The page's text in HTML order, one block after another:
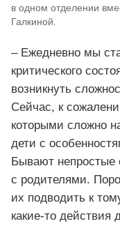
в одном отделении
Галкиной.
– Ежедневно мы
критического
возникнуть
Сейчас, к
которыми сложно
дети с
Бывают непростые
с родителями.
их подводить к
какие-то действия